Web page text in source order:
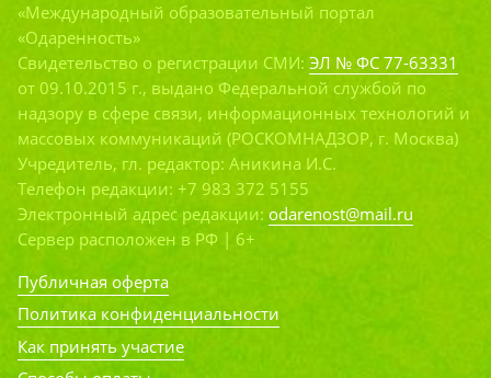
«Международный образовательный портал
«Одаренность»
Свидетельство о регистрации СМИ: ЭЛ № ФС 77-63331
от 09.10.2015 г., выдано Федеральной службой по
надзору в сфере связи, информационных технологий и
массовых коммуникаций (РОСКОМНАДЗОР, г. Москва)
Учредитель, гл. редактор: Аникина И.С.
Телефон редакции: +7 983 372 5155
Электронный адрес редакции: odarenost@mail.ru
Сервер расположен в РФ | 6+
Публичная оферта
Политика конфиденциальности
Как принять участие